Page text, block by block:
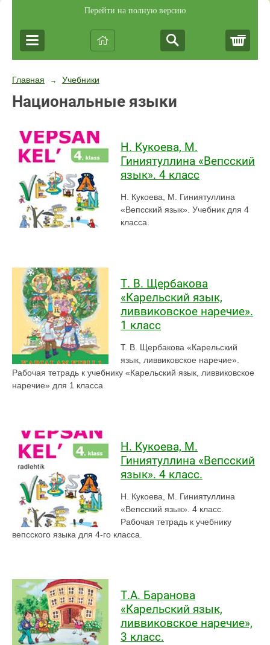
Перейти на полную версию
Главная → Учебники
Национальные языки
Н. Кукоева, М.
Гиниятуллина «Вепсский
язык». 4 класс
Н. Кукоева, М. Гиниятуллина
«Вепсский язык». Учебник для 4
класса.
Т. В. Щербакова
«Карельский язык,
ливвиковское наречие».
1 класс
Т. В. Щербакова «Карельский
язык, ливвиковское наречие».
Рабочая тетрадь к учебнику «Карельский язык, ливвиковское
наречие» для 1 класса
Н. Кукоева, М.
Гиниятуллина «Вепсский
язык». 4 класс.
Н. Кукоева, М. Гиниятуллина
«Вепсский язык». 4 класс.
Рабочая тетрадь к учебнику
вепсского языка для 4-го класса.
Т.А. Баранова
«Карельский язык,
ливвиковское наречие»,
3 класс.